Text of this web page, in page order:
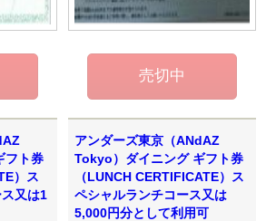
フト券
）ス
又は1
アンダーズ東京（ANdAZ
Tokyo）ダイニング ギフト券
（LUNCH CERTIFICATE）ス
ペシャルランチコース又は
5,000円分として利用可